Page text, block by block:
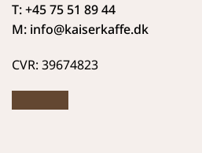
T: +45 75 51 89 44
M: info@kaiserkaffe.dk
CVR: 39674823